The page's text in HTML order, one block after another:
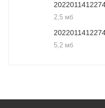
2,5 мб
5,2 мб